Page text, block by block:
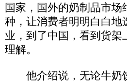
国家，国外的奶制品市场
种，让消费者明明白白
业，到了中国，看到货
理解。
他介绍说，无论牛奶